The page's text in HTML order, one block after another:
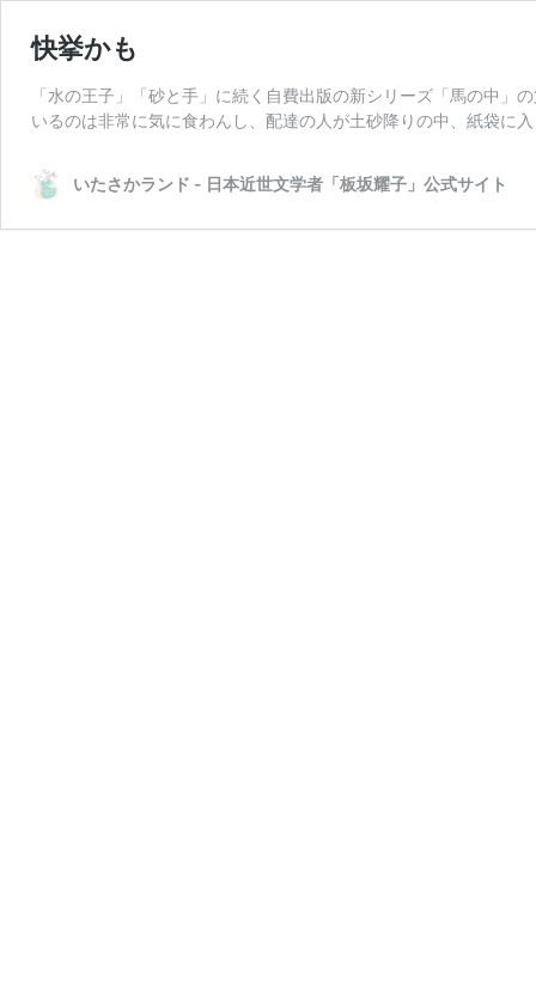
快挙かも
「水の王子」「砂と手」に続く自費出版の新シリーズ「馬の中
いるのは非常に気に食わんし、配達の人が土砂降りの中、紙袋に
いたさかランド - 日本近世文学者「板坂耀子」公式サイト